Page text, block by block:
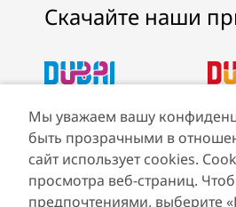
Мы уважаем вашу
быть прозрачными в
сайт использует cookies.
просмотра веб-страниц.
предпочтениями, выберите
Скачайте наши
Скачать Visit Dubai
App